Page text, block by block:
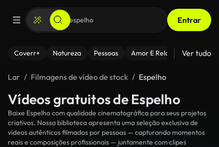
Entrar
Coverr+ Natureza Pessoas Amor E Relacionamentos
Ver tudo
Lar Filmagens de vídeo de stock Espelho
Vídeos gratuitos de Espelho
Baixe Espelho com qualidade cinematográfica para seus projetos
criativos. Nossa biblioteca apresenta uma seleção exclusiva de
vídeos autênticos filmados por pessoas — capturando momentos
reais e composições profissionais — juntamente com clipes